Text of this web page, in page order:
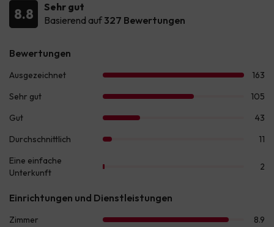
8.8
Sehr gut
Basierend auf 327 Bewertungen